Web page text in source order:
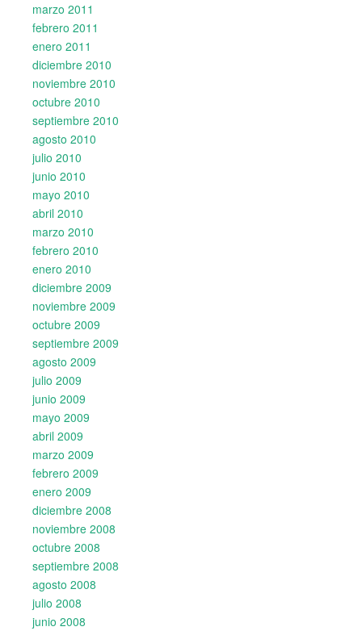
marzo 2011
febrero 2011
enero 2011
diciembre 2010
noviembre 2010
octubre 2010
septiembre 2010
agosto 2010
julio 2010
junio 2010
mayo 2010
abril 2010
marzo 2010
febrero 2010
enero 2010
diciembre 2009
noviembre 2009
octubre 2009
septiembre 2009
agosto 2009
julio 2009
junio 2009
mayo 2009
abril 2009
marzo 2009
febrero 2009
enero 2009
diciembre 2008
noviembre 2008
octubre 2008
septiembre 2008
agosto 2008
julio 2008
junio 2008